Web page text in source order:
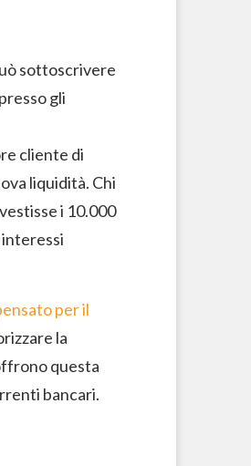
sottoscrivere
gli
cliente di
liquidità. Chi
i 10.000
per il
la
questa
bancari.